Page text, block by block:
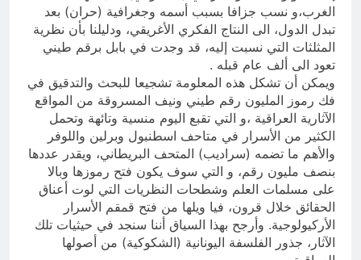
الغرب،و نسب جزافا بسبب أسمه وجغرافية (حران) بعد
تبدل الدول، الى النتاج الفكري الأغريقي، ودليلنا بأن نظرية
المثلثات التي نسبت إليه، قد وجدت في بابل برقم طيني
تعود الى ألف عام قبله .
ويمكن أن تشكل هذه المعلومة تشجيعا للبحث والتدقيق في
فك رموز المليون رقم طيني ونيف المسروقة من المواقع
الآثارية العراقية ،و التي تقبع اليوم منسية وتائهة وتحمل
الكثير من الأسرار في متاحف اسطنبول وبرلين واللوفر
والأهم ما تضمه (سراديب) المتحف البريطاني، ويقدر عددها
بنصف مليون رقم، و التي سوف يكون فتح رموزها وبالا
على مسلمات العلم وشطحات النظريات التي لوت أعناق
الحقائق خلال قرون، فيا ويلها من فتح قمقم الأسرار
الأركيولوجية. وأرجح بهذا السياق أننا سنجد في حيثيات تلك
الآثار، جذور الفلسفة اليونانية (الشكوكية) من أصولها